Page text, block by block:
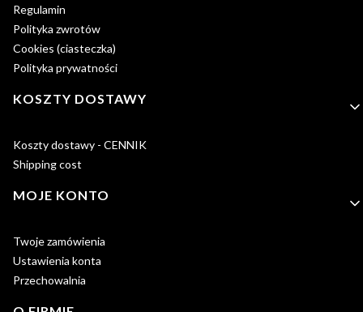
Regulamin
Polityka zwrotów
Cookies (ciasteczka)
Polityka prywatności
KOSZTY DOSTAWY
Koszty dostawy - CENNIK
Shipping cost
MOJE KONTO
Twoje zamówienia
Ustawienia konta
Przechowalnia